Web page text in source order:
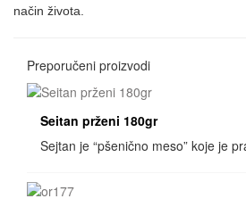
način života.
Preporučeni proizvodi
Seitan prženi 180gr
Sejtan je “pšenično meso” koje je